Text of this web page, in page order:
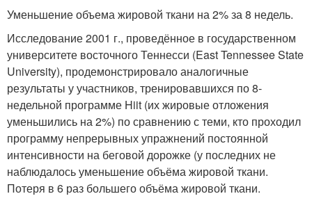
Уменьшение объема жировой ткани на 2% за 8 недель.
Исследование 2001 г., проведённое в государственном
университете восточного Теннесси (East Tennessee State
University), продемонстрировало аналогичные
результаты у участников, тренировавшихся по 8-
недельной программе Hiit (их жировые отложения
уменьшились на 2%) по сравнению с теми, кто проходил
программу непрерывных упражнений постоянной
интенсивности на беговой дорожке (у последних не
наблюдалось уменьшение объёма жировой ткани.
Потеря в 6 раз большего объёма жировой ткани.